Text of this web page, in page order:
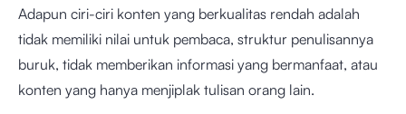
Adapun ciri-ciri konten yang berkualitas rendah adalah
tidak memiliki nilai untuk pembaca, struktur penulisannya
buruk, tidak memberikan informasi yang bermanfaat, atau
konten yang hanya menjiplak tulisan orang lain.